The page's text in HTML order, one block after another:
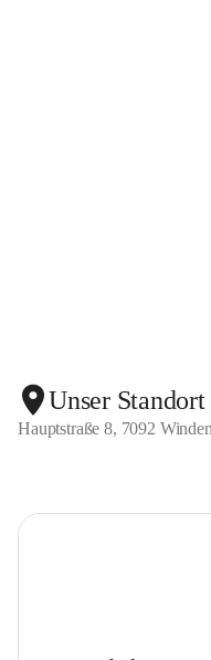
Unser Standort
Hauptstraße 8, 7092